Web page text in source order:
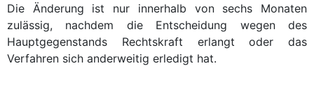
Die Änderung ist nur innerhalb von sechs Monaten
zulässig, nachdem die Entscheidung wegen des
Hauptgegenstands Rechtskraft erlangt oder das
Verfahren sich anderweitig erledigt hat.